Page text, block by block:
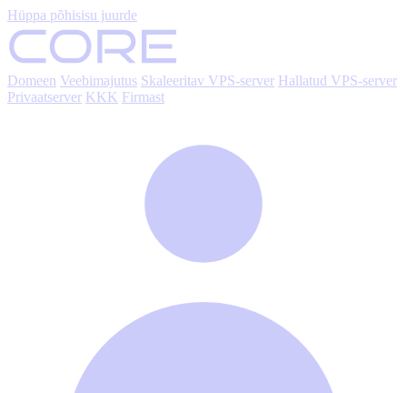
Hüppa põhisisu juurde
Domeen Veebimajutus Skaleeritav VPS-server Hallatud VPS-server
Privaatserver KKK Firmast